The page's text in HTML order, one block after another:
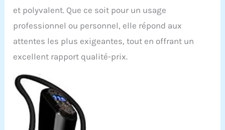
et polyvalent. Que ce soit pour un usage
professionnel ou personnel, elle répond aux
attentes les plus exigeantes, tout en offrant un
excellent rapport qualité-prix.